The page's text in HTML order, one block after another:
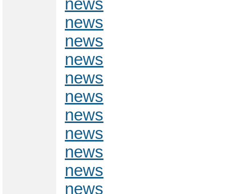
news
news
news
news
news
news
news
news
news
news
news